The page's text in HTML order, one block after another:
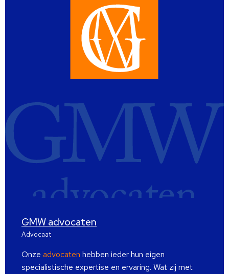
GMW advocaten
Advocaat
Onze advocaten hebben ieder hun eigen
specialistische expertise en ervaring. Wat zij met